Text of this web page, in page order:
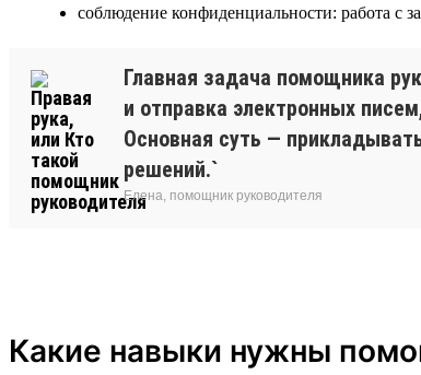
соблюдение конфиденциальности: работа с
Главная задача помощника
и отправка электронных
Основная суть —
решений.`
Елена, помощник руководителя
Какие навыки нужны